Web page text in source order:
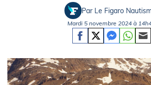
Par Le Figaro
Mardi 5 novembre 2024 à